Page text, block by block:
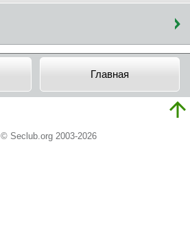
Главная
© Seclub.org 2003-2026